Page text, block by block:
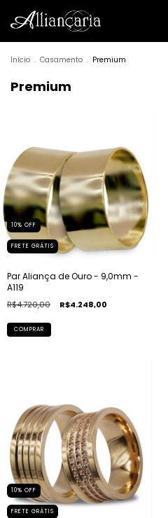
Início . Casamento . Premium
Premium
10% OFF
FRETE GRÁTIS
Par Aliança de Ouro - 9,0mm -
A119
R$4.720,00 R$4.248,00
COMPRAR
10% OFF
FRETE GRÁTIS